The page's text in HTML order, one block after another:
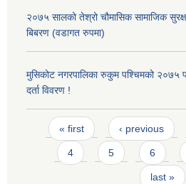
२०७५ सालको तेश्रो चौमासिक सामाजिक सुरक्षा
बिबरण (वडागत रुपमा)
मुसिकोट नगरपालिका रुकुम पश्चिमको २०७५
दर्ता विवरण !
Pages
« first ‹ previous
4 5 6
last »